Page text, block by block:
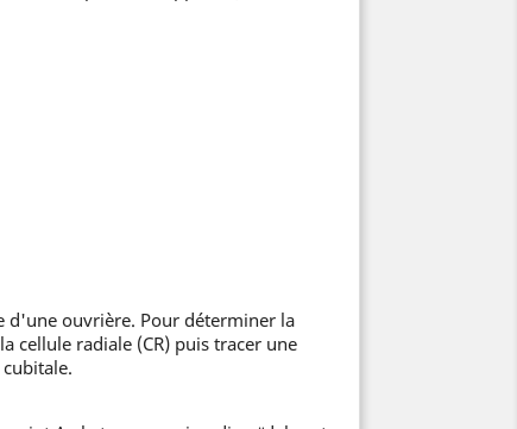
d'une ouvrière. Pour déterminer la
cellule radiale (CR) puis tracer une